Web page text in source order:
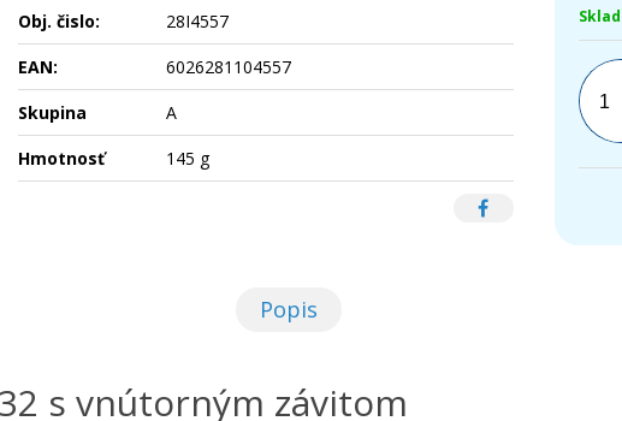
Obj. čislo:
28I4557
EAN:
6026281104557
Skupina
A
Hmotnosť
145 g
Popis
s vnútorným závitom